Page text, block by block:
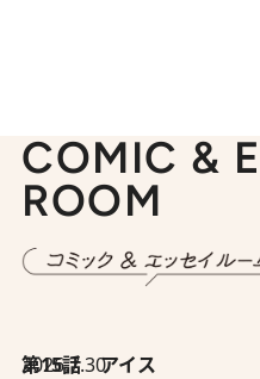
COMIC &
ROOM
2026.7.30
第15話 アイス